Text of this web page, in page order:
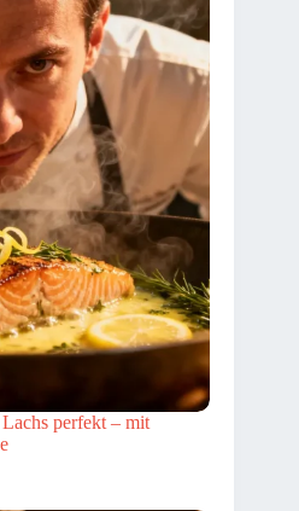
perfekt – mit